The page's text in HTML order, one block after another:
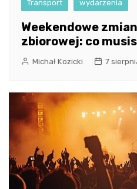
Transport wydarzenia
Weekendowe
zbiorowej: co
Michał Kozicki 7